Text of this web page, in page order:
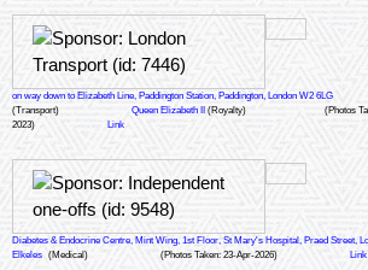
on way down to Elizabeth Line, Paddington Station, Paddington, London W2 6LG
(Transport)
Queen Elizabeth II (Royalty)
(Photos
2023)
Link
Diabetes & Endocrine Centre, Mint Wing, 1st Floor, St Mary's Hospital, Praed Street,
Elkeles (Medical) (Photos Taken: 23-Apr-2026) Link